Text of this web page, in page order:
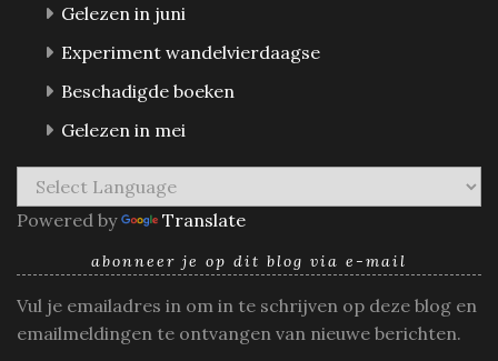
Gelezen in juni
Experiment wandelvierdaagse
Beschadigde boeken
Gelezen in mei
Powered by Translate
abonneer je op dit blog via e-mail
Vul je emailadres in om in te schrijven op deze blog en
emailmeldingen te ontvangen van nieuwe berichten.